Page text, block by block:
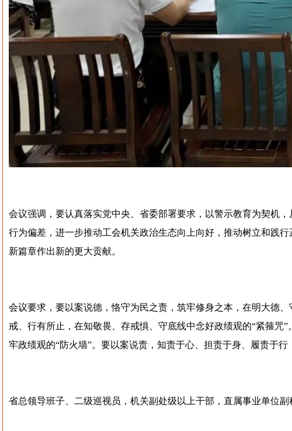
会议强调，要认真落实党中央、省委部署要求，以警示教育为契机
行为偏差，进一步推动工会机关政治生态向上向好，推动树立和践
新篇章作出新的更大贡献。
会议要求，要以案说德，恪守为民之责，筑牢修身之本，在明大德
戒、行有所止，在知敬畏、存戒惧、守底线中念好政绩观的“紧箍
牢政绩观的“防火墙”。要以案说责，知责于心、担责于身、履责于
省总领导班子、二级巡视员，机关副处级以上干部，直属事业单位